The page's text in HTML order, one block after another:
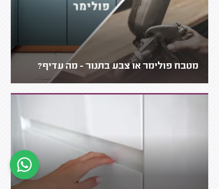
מטבח פולימר או צבע בתנור - מה עדיף?